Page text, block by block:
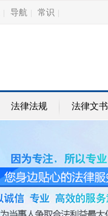
导航 常识
法律法规 法律文书